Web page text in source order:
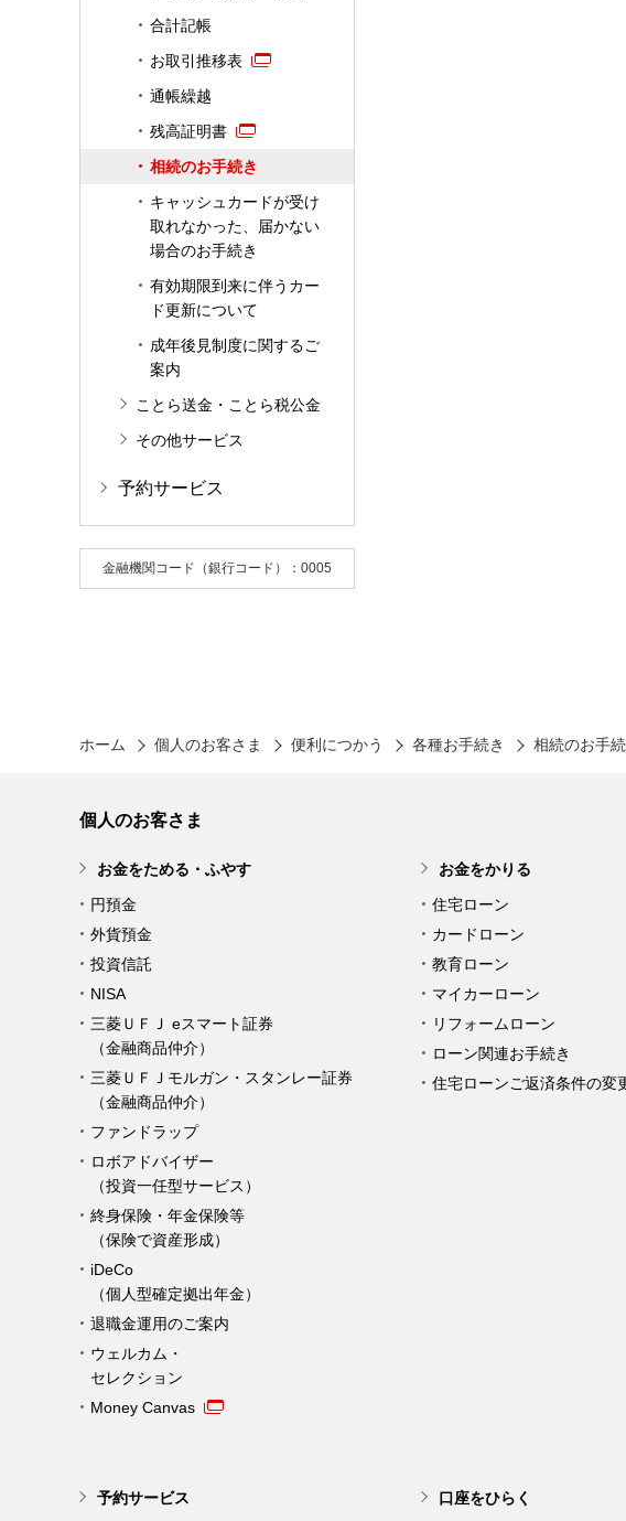
合計記帳
お取引推移表
通帳繰越
残高証明書
相続のお手続き
キャッシュカードが受け
取れなかった、届かない
場合のお手続き
有効期限到来に伴うカー
ド更新について
成年後見制度に関するご
案内
ことら送金・ことら税公金
その他サービス
予約サービス
金融機関コード（銀行コード）：0005
ホーム 個人のお客さま 便利につかう 各種お手続き 相続のお手続
個人のお客さま
お金をためる・ふやす
円預金
外貨預金
投資信託
NISA
三菱ＵＦＪ eスマート証券
（金融商品仲介）
三菱ＵＦＪモルガン・スタンレー証券
（金融商品仲介）
ファンドラップ
ロボアドバイザー
（投資一任型サービス）
終身保険・年金保険等
（保険で資産形成）
iDeCo
（個人型確定拠出年金）
退職金運用のご案内
ウェルカム・
セレクション
Money Canvas
お金をかりる
住宅ローン
カードローン
教育ローン
マイカーローン
リフォームローン
ローン関連お手続き
住宅ローンご返済条件の変
予約サービス 口座をひらく